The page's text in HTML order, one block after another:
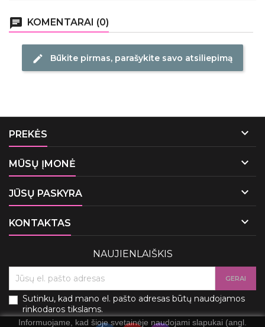
chat KOMENTARAI (0)
edit Būkite pirmas, parašykite savo atsiliepimą
PREKĖS 
MŪSŲ ĮMONĖ 
JŪSŲ PASKYRA 
KONTAKTAS 
Informuojame, kad šioje svetainėje naudojami slapukai (angl.
NAUJIENLAIŠKIS
Sutinku, kad mano el. pašto adresas būtų naudojamos
rinkodaros tikslams.